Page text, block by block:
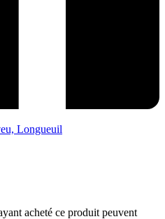
Longueuil
acheté ce produit peuvent